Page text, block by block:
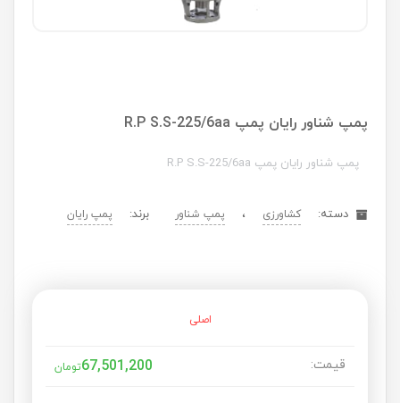
پمپ شناور رایان پمپ R.P S.S-225/6aa
پمپ شناور رایان پمپ R.P S.S-225/6aa
دسته: کشاورزی ، پمپ شناور برند: پمپ رایان
اصلی
قیمت: 67,501,200تومان